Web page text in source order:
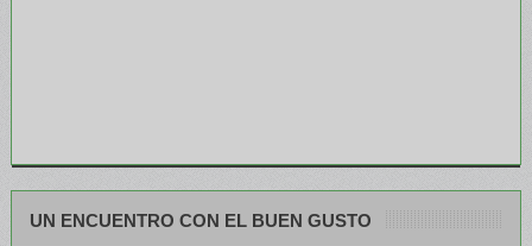
UN ENCUENTRO CON EL BUEN GUSTO